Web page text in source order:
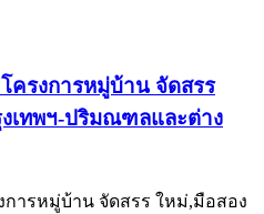
ครงการหมู่บ้าน จัดสรร
เทพฯ-ปริมณฑลและต่าง
การหมู่บ้าน จัดสรร ใหม่,มือสอง